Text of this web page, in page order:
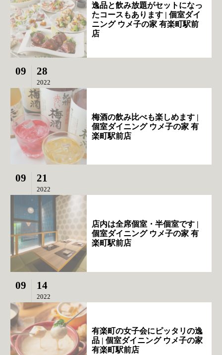
逸品と飲み放題がセットになっ
たコースもあります | 個室ダイ
ニング ウメ子の家 有楽町駅前
店
09 28
2022
梅酒の飲み比べも楽しめます |
個室ダイニング ウメ子の家 有
楽町駅前店
09 21
2022
店内は全席個室・半個室です |
個室ダイニング ウメ子の家 有
楽町駅前店
09 14
2022
有楽町の女子会にピッタリの逸
品 | 個室ダイニング ウメ子の家
有楽町駅前店